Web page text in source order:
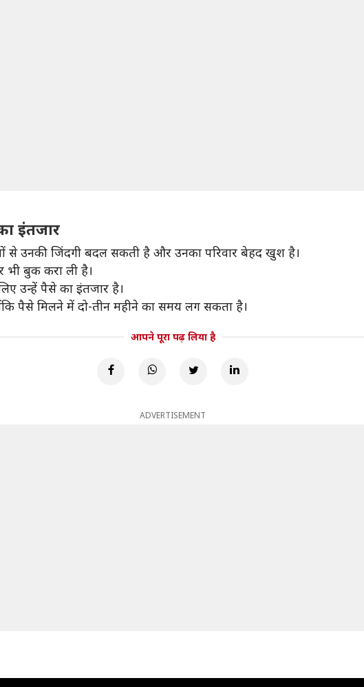
इंतजार
से उनकी जिंदगी बदल सकती है और उनका परिवार बेहद खुश है।
भी बुक करा ली है।
उन्हें पैसे का इंतजार है।
पैसे मिलने में दो-तीन महीने का समय लग सकता है।
आपने पूरा पढ़ लिया है
ADVERTISEMENT